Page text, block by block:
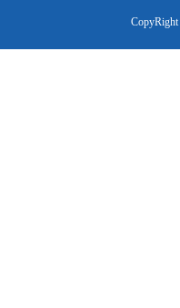
CopyRight